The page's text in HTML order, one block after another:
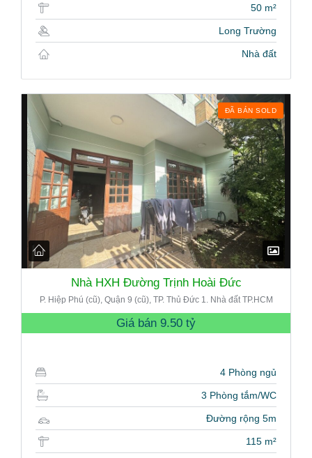
50 m²
Long Trường
Nhà đất
ĐÃ BÁN SOLD
Nhà HXH Đường Trịnh Hoài Đức
P. Hiệp Phú (cũ), Quận 9 (cũ), TP. Thủ Đức 1. Nhà đất TP.HCM
Giá bán 9.50 tỷ
4 Phòng ngủ
3 Phòng tắm/WC
Đường rộng 5m
115 m²